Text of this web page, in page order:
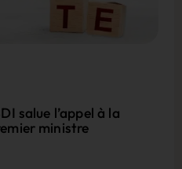
salue l’appel à la
ministre